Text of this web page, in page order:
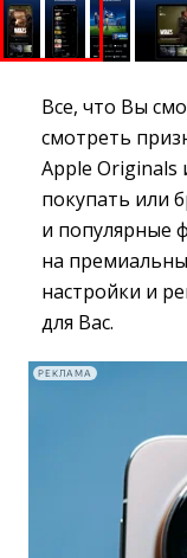
Все, что Вы
смотреть
Apple Originals
покупать или
и популярные
на
настройки и
для Вас.
РЕКЛАМА